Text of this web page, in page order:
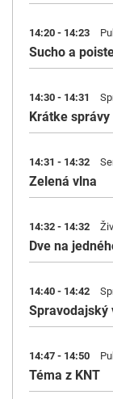
14:20 - 14:23
Sucho a
14:30 - 14:31
Krátke správy
14:31 - 14:32
Zelená vlna
14:32 - 14:32
Dve na
14:40 - 14:42
Spravodajský
14:47 - 14:50
Téma z KNT